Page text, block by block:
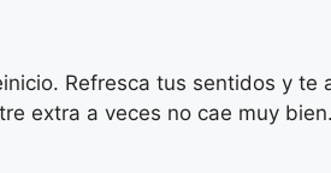
Refresca tus sentidos y
extra a veces no cae muy bien.